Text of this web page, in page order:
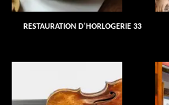
RESTAURATION D'HORLOGERIE 33